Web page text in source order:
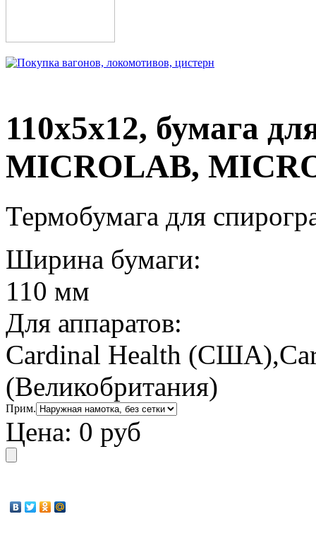
110х5х12, бумага
MICROLAB,
Термобумага для
Ширина бумаги:
110 мм
Для аппаратов:
Cardinal Health
(Великобритания)
Прим.
Цена: 0 руб